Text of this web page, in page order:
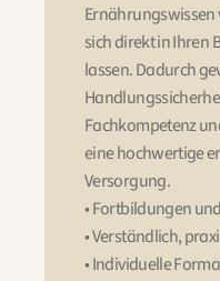
sich direkt in Ihren
lassen. Dadurch
Fachkompetenz
eine hochwertige
Versorgung.
• Fortbildungen
• Verständlich,
• Individuelle